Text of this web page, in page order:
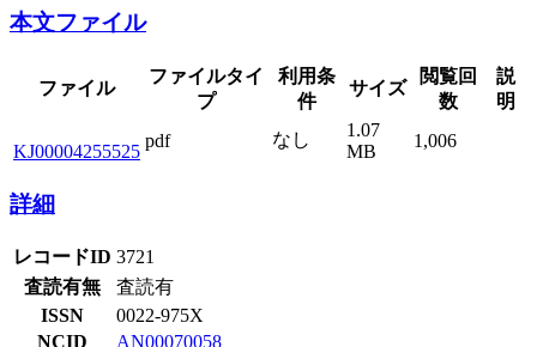
本文ファイル
ファイル
ファイルタイ
プ
利用条
件
サイズ
閲覧回
数
説
明
KJ00004255525
pdf なし
1.07
MB
1,006
詳細
レコードID 3721
査読有無
査読有
ISSN
0022-975X
NCID
AN00070058